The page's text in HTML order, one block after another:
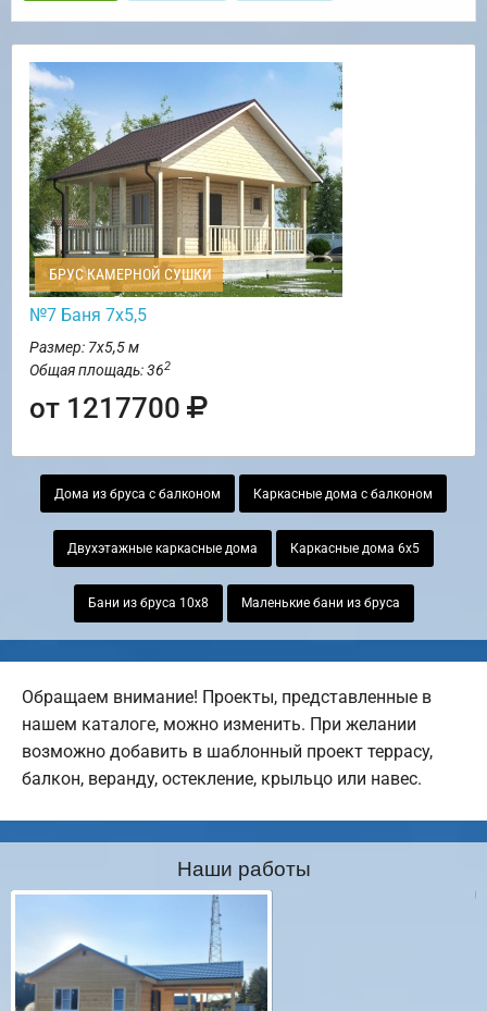
БРУС КАМЕРНОЙ СУШКИ
№7 Баня 7х5,5
Размер: 7х5,5 м
Общая площадь: 362
от 1217700
Дома из бруса с балконом Каркасные дома с балконом
Двухэтажные каркасные дома Каркасные дома 6х5
Бани из бруса 10х8 Маленькие бани из бруса
Обращаем внимание! Проекты, представленные в
нашем каталоге, можно изменить. При желании
возможно добавить в шаблонный проект террасу,
балкон, веранду, остекление, крыльцо или навес.
Наши работы